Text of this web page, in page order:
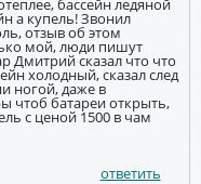
бассейн ледяной
а купель! Звонил
отзыв об этом
мой, люди пишут
Дмитрий сказал что что
холодный, сказал след
ногой, даже в
чтоб батареи открыть,
с ценой 1500 в чам
ответить